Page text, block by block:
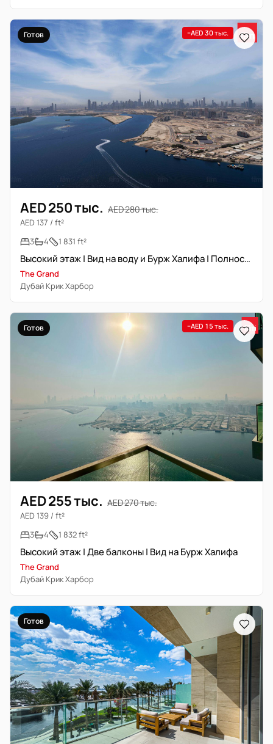
Готов −AED 30 тыс.
AED 250 тыс. AED 280 тыс.
AED 137 / ft²
3
4 1 831 ft²
Высокий этаж | Вид на воду и Бурж Халифа | Полностью меблирована
The Grand
Дубай Крик Харбор
Готов −AED 15 тыс.
AED 255 тыс. AED 270 тыс.
AED 139 / ft²
3
4 1 832 ft²
Высокий этаж | Две балконы | Вид на Бурж Халифа
The Grand
Дубай Крик Харбор
Готов